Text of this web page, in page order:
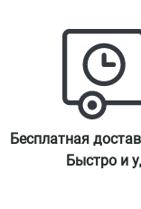
Бесплатная
Быстро и